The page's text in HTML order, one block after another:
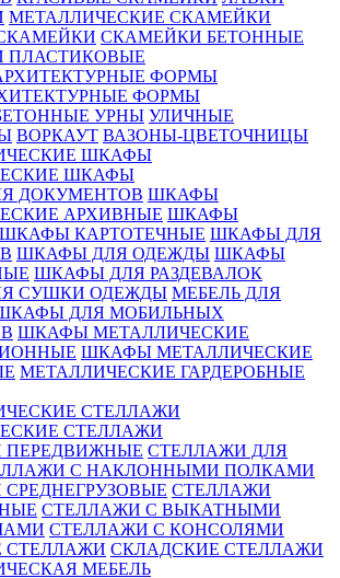
МЕТАЛЛИЧЕСКИЕ СКАМЕЙКИ
СКАМЕЙКИ БЕТОННЫЕ
ПЛАСТИКОВЫЕ
ФОРМЫ
УРНЫ УЛИЧНЫЕ
ВОРКАУТ ВАЗОНЫ-ЦВЕТОЧНИЦЫ
ШКАФЫ
ДОКУМЕНТОВ ШКАФЫ
АРХИВНЫЕ ШКАФЫ
ШКАФЫ КАРТОТЕЧНЫЕ ШКАФЫ ДЛЯ
ШКАФЫ ДЛЯ ОДЕЖДЫ ШКАФЫ
ШКАФЫ ДЛЯ РАЗДЕВАЛОК
СУШКИ ОДЕЖДЫ МЕБЕЛЬ ДЛЯ
ДЛЯ МОБИЛЬНЫХ
ШКАФЫ МЕТАЛЛИЧЕСКИЕ
ШКАФЫ МЕТАЛЛИЧЕСКИЕ
МЕТАЛЛИЧЕСКИЕ ГАРДЕРОБНЫЕ
СТЕЛЛАЖИ
ПЕРЕДВИЖНЫЕ СТЕЛЛАЖИ ДЛЯ
С НАКЛОННЫМИ ПОЛКАМИ
СТЕЛЛАЖИ
СТЕЛЛАЖИ С ВЫКАТНЫМИ
СТЕЛЛАЖИ С КОНСОЛЯМИ
СТЕЛЛАЖИ СКЛАДСКИЕ СТЕЛЛАЖИ